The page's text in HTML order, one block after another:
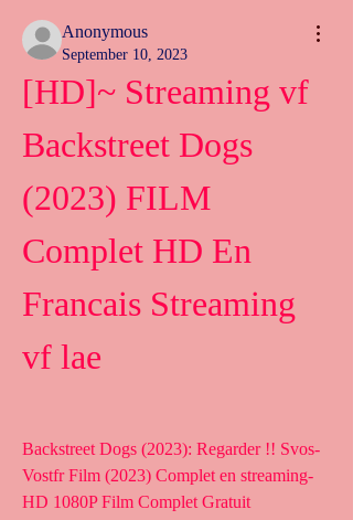
Anonymous
September 10, 2023
[HD]~ Streaming vf
Backstreet Dogs
(2023) FILM
Complet HD En
Francais Streaming
vf lae
Backstreet Dogs (2023): Regarder !! Svos-
Vostfr Film (2023) Complet en streaming-
HD 1080P Film Complet Gratuit